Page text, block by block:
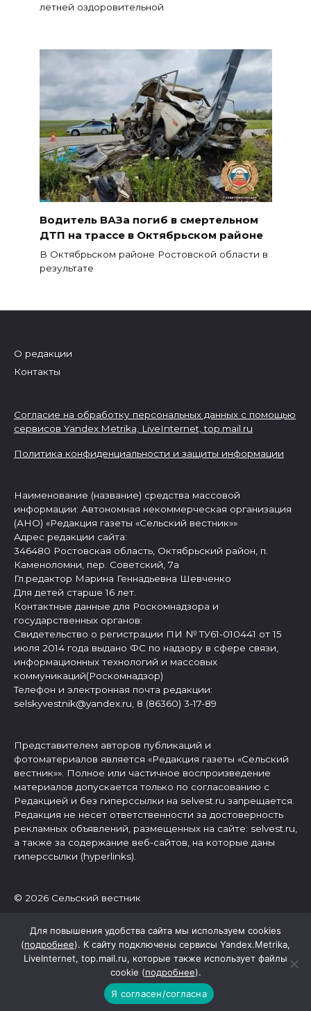
летней оздоровительной
Водитель ВАЗа погиб в смертельном
ДТП на трассе в Октябрьском районе
В Октябрьском районе Ростовской области в
результате
О редакции
Контакты
Согласие на обработку персональных данных с помощью
сервисов Yandex.Metrika, LiveInternet,top.mail.ru
Политика конфиденциальности и защиты информации
Наименование (название) средства массовой
информации: Автономная некоммерческая организация
(АНО) «Редакция газеты «Сельский вестник»»
Адрес редакции сайта:
346480 Ростовская область, Октябрьский район, п.
Каменоломни, пер. Советский, 7а
Гл.редактор Марина Геннадьевна Шевченко
Для детей старше 16 лет.
Контактные данные для Роскомнадзора и
государственных органов:
Свидетельство о регистрации ПИ № ТУ61-010441 от 15
июля 2014 года выдано ФС по надзору в сфере связи,
информационных технологий и массовых
коммуникаций(Роскомнадзор)
Телефон и электронная почта редакции:
selskyvestnik@yandex.ru, 8 (86360) 3-17-89
Представителем авторов публикаций и
фотоматериалов является «Редакция газеты «Сельский
вестник»». Полное или частичное воспроизведение
материалов допускается только по согласованию с
Редакцией и без гиперссылки на selvest.ru запрещается.
Редакция не несет ответственности за достоверность
рекламных объявлений, размещенных на сайте: selvest.ru,
а также за содержание веб-сайтов, на которые даны
гиперссылки (hyperlinks).
© 2026 Сельский вестник
Для повышения удобства сайта мы используем cookies
(подробнее). К сайту подключены сервисы Yandex.Metrika,
LiveInternet, top.mail.ru, которые также использует файлы
cookie (подробнее).
Я согласен/согласна